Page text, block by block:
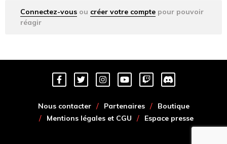
Connectez-vous ou créer votre compte pour pouvoir
réagir
Nous contacter Partenaires
Boutique
Mentions légales et CGU
Espace presse